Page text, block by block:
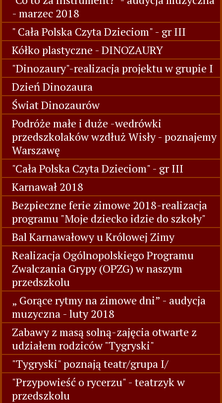
- marzec 2018
" Cała Polska Czyta Dzieciom" - gr III
Kółko plastyczne - DINOZAURY
"Dinozaury"-realizacja projektu w grupie I
Dzień Dinozaura
Świat Dinozaurów
Podróże małe i duże -wedrówki
przedszkolaków wzdłuż Wisły - poznajemy
Warszawę
"Cała Polska Czyta Dzieciom" - gr III
Karnawał 2018
Bezpieczne ferie zimowe 2018-realizacja
programu "Moje dziecko idzie do szkoły"
Bal Karnawałowy u Królowej Zimy
Realizacja Ogólnopolskiego Programu
Zwalczania Grypy (OPZG) w naszym
przedszkolu
„ Gorące rytmy na zimowe dni” - audycja
muzyczna - luty 2018
Zabawy z masą solną-zajęcia otwarte z
udziałem rodziców "Tygryski"
"Tygryski" poznają teatr/grupa I/
"Przypowieść o rycerzu" - teatrzyk w
przedszkolu